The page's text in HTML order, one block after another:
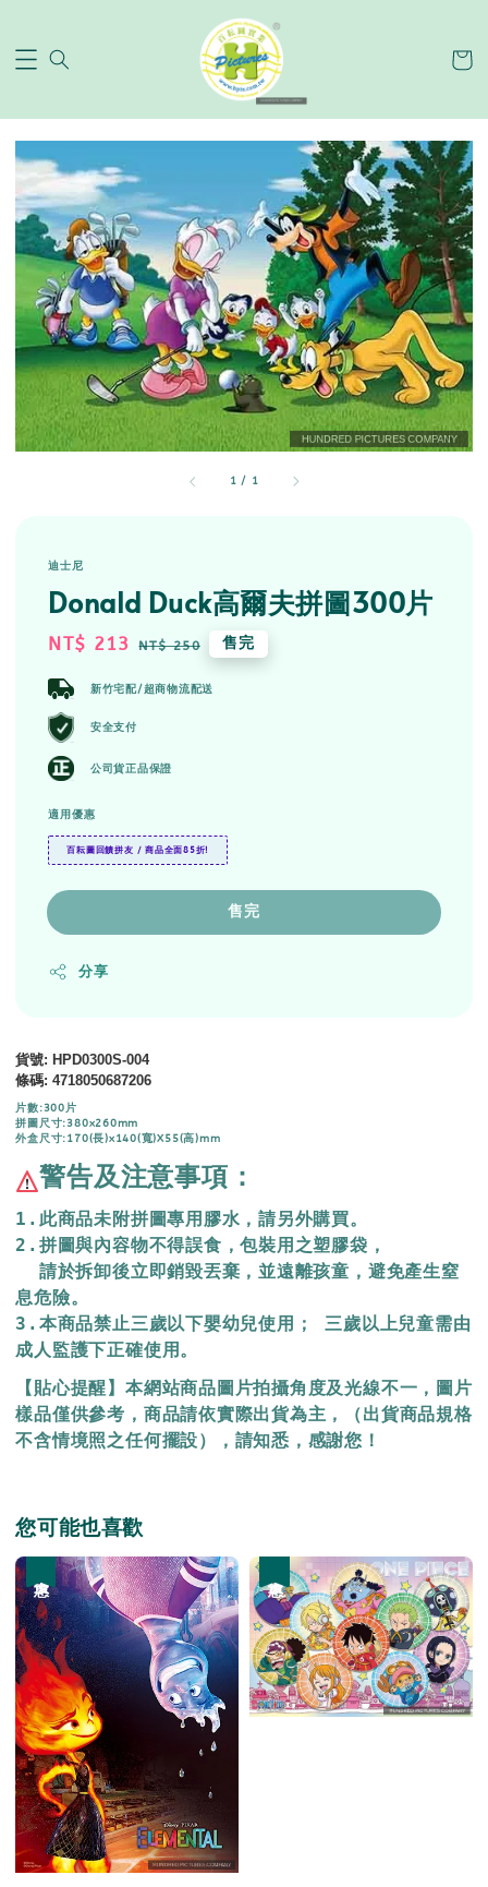
1 / 1
迪士尼
Donald Duck高爾夫拼圖300片
Sale
NT$ 213 Regular
NT$ 250 售完
新竹宅配/超商物流配送
安全支付
公司貨正品保證
適用優惠
百耘圖回饋拼友 / 商品全面85折!
售完
分享
貨號: HPD0300S-004
條碼:4718050687206
片數:300片
拼圖尺寸:380x260mm
外盒尺寸:170(長)x140(寬)X55(高)mm
警告及注意事項：
1.此商品未附拼圖專用膠水，請另外購買。
2.拼圖與內容物不得誤食，包裝用之塑膠袋，
  請於拆卸後立即銷毀丟棄，
並遠離孩童，避免產生窒
息危險。
3.本商品禁止三歲以下嬰幼兒使用； 三歲以上兒童需由
成人監護下正確使用。
【貼心提醒】本網站商品圖片拍攝角度及光線不一，圖片
樣品僅供參考，商品請依實際出貨為主，（出貨商品規格
不含情境照之任何擺設），請知悉，感謝您！
您可能也喜歡